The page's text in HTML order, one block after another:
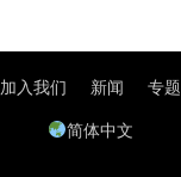
加入我们 新闻 专题
简体中文